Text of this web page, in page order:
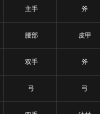
主手 斧
腰部 皮甲
双手 斧
弓 弓